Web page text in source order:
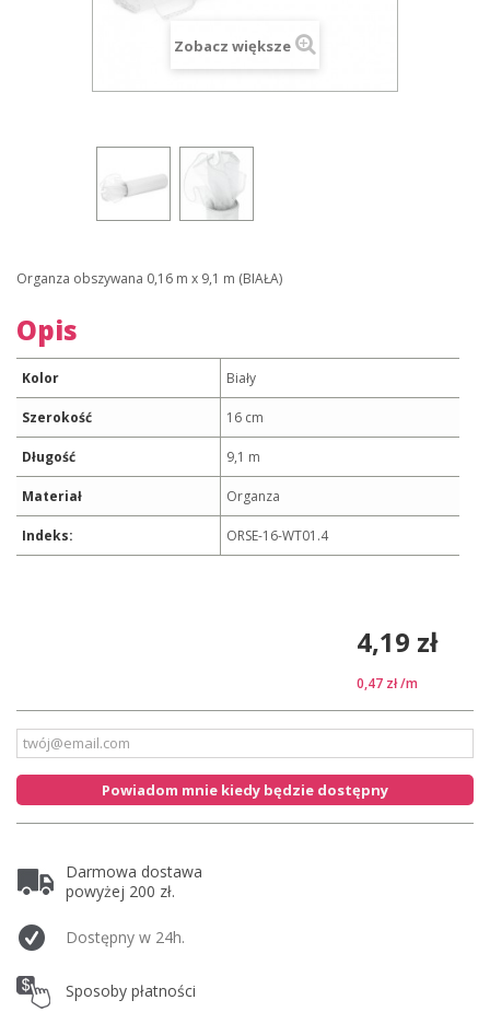
Zobacz większe
Organza obszywana 0,16 m x 9,1 m (BIAŁA)
Opis
Kolor Biały
Szerokość 16 cm
Długość 9,1 m
Materiał Organza
Indeks: ORSE-16-WT01.4
4,19 zł
0,47 zł/m
Powiadom mnie kiedy będzie dostępny
Darmowa dostawa
powyżej 200 zł.
Dostępny w 24h.
Sposoby płatności